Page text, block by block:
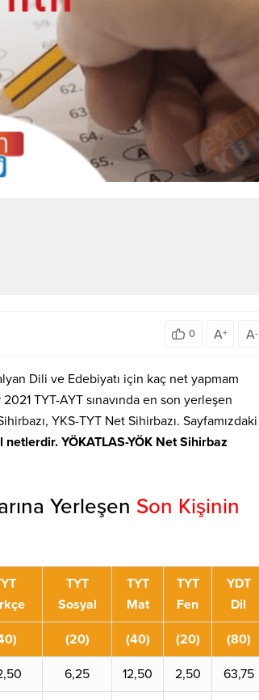
0 A+ A-
Dili ve Edebiyatı için kaç net yapmam
TYT-AYT sınavında en son yerleşen
YKS-TYT Net Sihirbazı. Sayfamızdaki
netlerdir. YÖKATLAS-YÖK Net Sihirbaz
Yerleşen Son Kişinin
TYT
Sosyal
TYT
Mat
TYT
Fen
YDT
Dil
(20) (40) (20) (80)
6,25 12,50 2,50 63,75